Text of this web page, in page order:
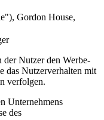
Gordon House,
der Nutzer den Werbe-
das Nutzerverhalten mit
verfolgen.
Unternehmens
des